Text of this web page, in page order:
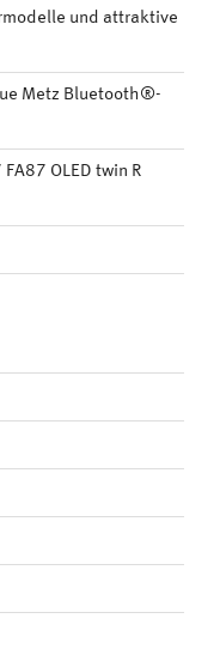
und attraktive
Metz Bluetooth®-
OLED twin R